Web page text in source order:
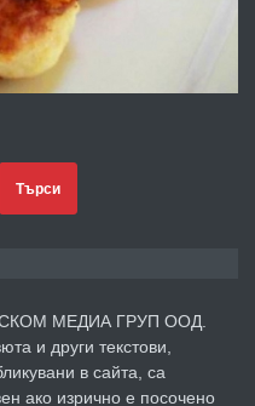
"По стъпките на Ангел
преди 1 година
Търси
ЕСКОМ МЕДИА ГРУП ООД.
и други текстови,
в сайта, са
ако изрично е посочено